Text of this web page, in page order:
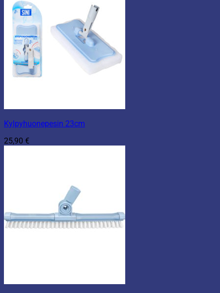
Kylpyhuonepesin 23cm
25,90 €